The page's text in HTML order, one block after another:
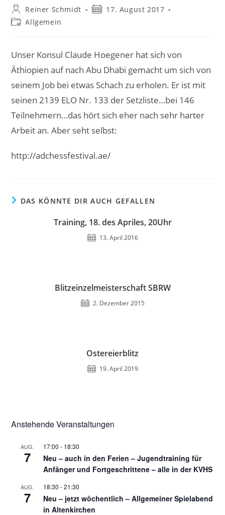
Beitrags-
Autor:
Reiner Schmidt
Beitrag17. August 2017
Beitrags-
Allgemein
Unser Konsul Claude Hoegener hat sich von
Äthiopien auf nach Abu Dhabi gemacht um sich von
seinem Job bei etwas Schach zu erholen. Er ist mit
seinen 2139 ELO Nr. 133 der Setzliste…bei 146
Teilnehmern…das hört sich eher nach sehr harter
Arbeit an. Aber seht selbst:
http://adchessfestival.ae/
DAS KÖNNTE DIR AUCH GEFALLEN
Training, 18. des Apriles, 20Uhr
13. April 2016
Blitzeinzelmeisterschaft SBRW
2. Dezember 2015
Ostereierblitz
19. April 2019
Anstehende Veranstaltungen
AUG.
7
17:00 - 18:30
Neu – auch in den Ferien – Jugendtraining für
Anfänger und Fortgeschrittene – alle in der KVHS
AUG.
7
18:30 -21:30
Neu – jetzt wöchentlich – Allgemeiner Spielabend
in Altenkirchen